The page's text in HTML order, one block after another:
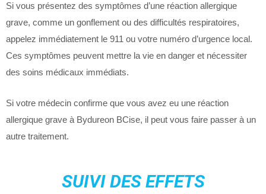
Si vous présentez des symptômes d’une réaction allergique
grave, comme un gonflement ou des difficultés respiratoires,
appelez immédiatement le 911 ou votre numéro d’urgence local.
Ces symptômes peuvent mettre la vie en danger et nécessiter
des soins médicaux immédiats.
Si votre médecin confirme que vous avez eu une réaction
allergique grave à Bydureon BCise, il peut vous faire passer à un
autre traitement.
SUIVI DES EFFETS